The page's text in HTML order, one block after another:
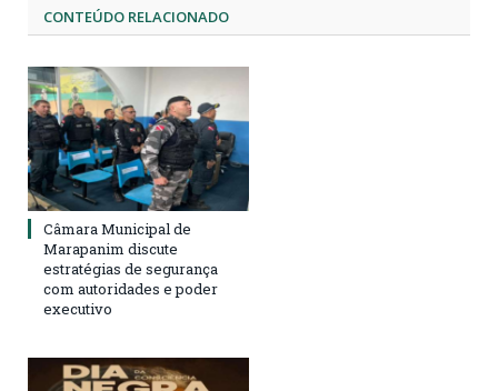
CONTEÚDO RELACIONADO
Câmara Municipal de
Marapanim discute
estratégias de segurança
com autoridades e poder
executivo